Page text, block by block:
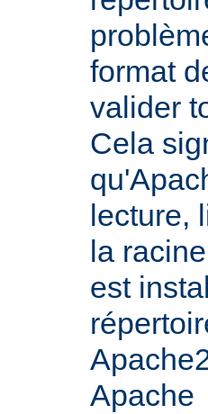
format
valider
Cela
lecture,
la
est
Apache